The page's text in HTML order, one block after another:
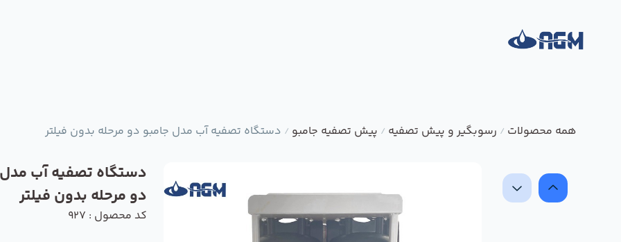
همه محصولات / رسوبگیر و پیش تصفیه / پیش تصفیه جامبو / دستگاه تصفیه آب مدل جامبو دو مرحله بدون فیلتر
دستگاه تصفیه آب
دو مرحله بدون فیلتر
کد محصول : 927